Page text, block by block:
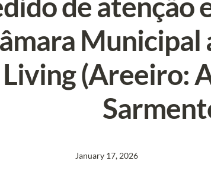
Municipal
Living (Areeiro:
January 17, 2026